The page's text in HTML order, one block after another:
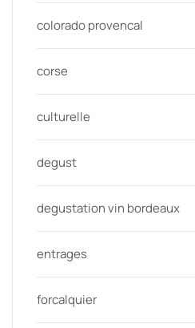
colorado provencal
corse
culturelle
degust
degustation vin bordeaux
entrages
forcalquier